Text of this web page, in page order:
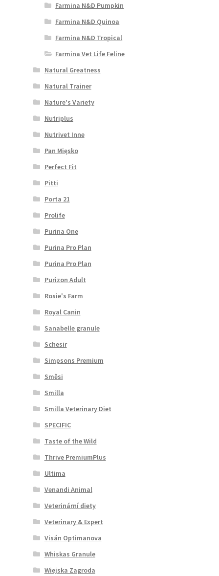
Farmina N&D Pumpkin
Farmina N&D Quinoa
Farmina N&D Tropical
Farmina Vet Life Feline
Natural Greatness
Natural Trainer
Nature's Variety
Nutriplus
Nutrivet Inne
Pan Mięsko
Perfect Fit
Pitti
Porta 21
Prolife
Purina One
Purina Pro Plan
Purina Pro Plan
Purizon Adult
Rosie's Farm
Royal Canin
Sanabelle granule
Schesir
Simpsons Premium
Směsi
Smilla
Smilla Veterinary Diet
SPECIFIC
Taste of the Wild
Thrive PremiumPlus
Ultima
Venandi Animal
Veterinární diety
Veterinary & Expert
Visán Optimanova
Whiskas Granule
Wiejska Zagroda